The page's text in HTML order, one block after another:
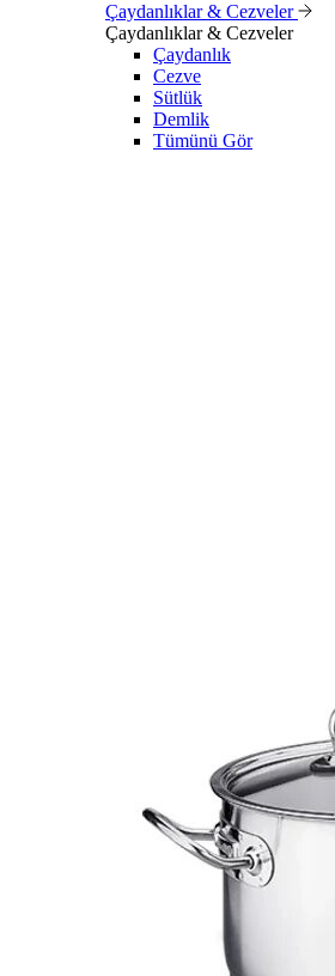
Çaydanlıklar & Cezveler
Çaydanlıklar & Cezveler
Çaydanlık
Cezve
Sütlük
Demlik
Tümünü Gör